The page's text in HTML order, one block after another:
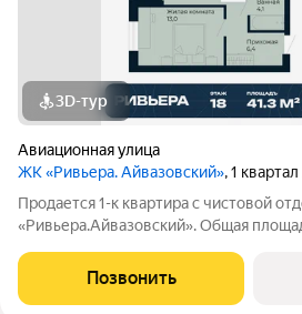
3D-тур
Авиационная улица
ЖК «Ривьера. Айвазовский», 1
Продается 1-к квартира с чистовой
«Ривьера.Айвазовский». Общая площадь
жилой квартал в районе Центр-Юг
ориентирован на жителей, которые
Позвонить